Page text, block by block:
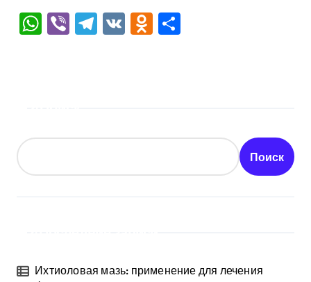
WhatsApp
ViberTelegram
VK Odnoklassniki
Поиск
Ихтиоловая мазь: применение для лечения